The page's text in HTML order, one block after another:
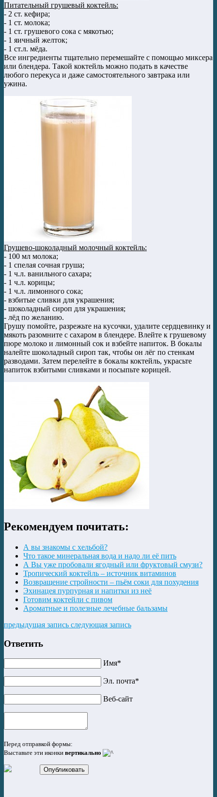
Питательный грушевый коктейль:
- 2 ст. кефира;
- 1 ст. молока;
- 1 ст. грушевого сока с мякотью;
- 1 яичный желток;
- 1 ст.л. мёда.
Все ингредиенты тщательно перемешайте с помощью миксера
или блендера. Такой коктейль можно подать в качестве
любого перекуса и даже самостоятельного завтрака или
ужина.
Грушево-шоколадный молочный коктейль:
- 100 мл молока;
- 1 спелая сочная груша;
- 1 ч.л. ванильного сахара;
- 1 ч.л. корицы;
- 1 ч.л. лимонного сока;
- взбитые сливки для украшения;
- шоколадный сироп для украшения;
- лёд по желанию.
Грушу помойте, разрежьте на кусочки, удалите сердцевинку и
мякоть разомните с сахаром в блендере. Влейте к грушевому
пюре молоко и лимонный сок и взбейте напиток. В бокалы
налейте шоколадный сироп так, чтобы он лёг по стенкам
разводами. Затем перелейте в бокалы коктейль, украсьте
напиток взбитыми сливками и посыпьте корицей.
Рекомендуем почитать:
А вы знакомы с хельбой?
Что такое минеральная вода и надо ли её пить
А Вы уже пробовали ягодный или фруктовый смузи?
Тропический коктейль – источник витаминов
Возвращение стройности – пьём соки для похудения
Эхинацея пурпурная и напитки из неё
Готовим коктейли с пивом
Ароматные и полезные лечебные бальзамы
предыдущая запись следующая запись
Ответить
Имя*
Эл. почта*
Веб-сайт
Перед отправкой формы:
Выставьте эти иконки вертикально
Опубликовать